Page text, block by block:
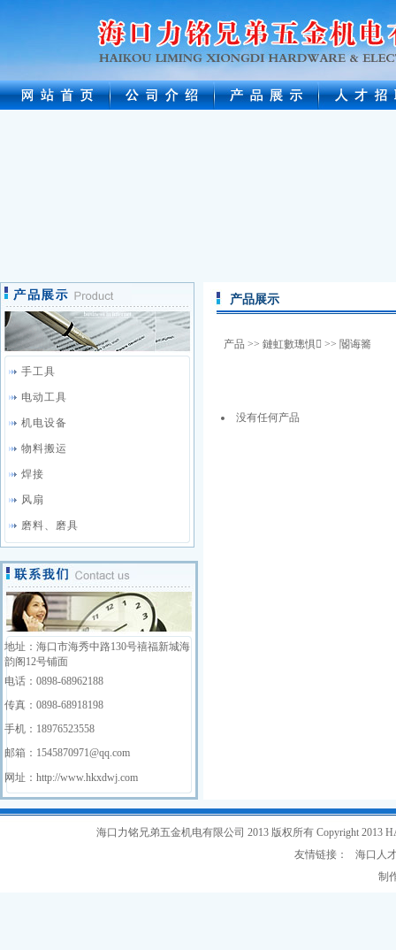
手工具
电动工具
机电设备
物料搬运
焊接
风扇
磨料、磨具
地址：海口市海秀中路130号禧福新城海
韵阁12号铺面
电话：0898-68962188
传真：0898-68918198
手机：18976523558
邮箱：1545870971@qq.com
网址：http://www.hkxdwj.com
产品展示
产品 >> 鏈虹數璁惧 >> 閽诲簥
没有任何产品
海口力铭兄弟五金机电有限公司 2013 版权所有 Copyright 2013
友情链接：海口人
制